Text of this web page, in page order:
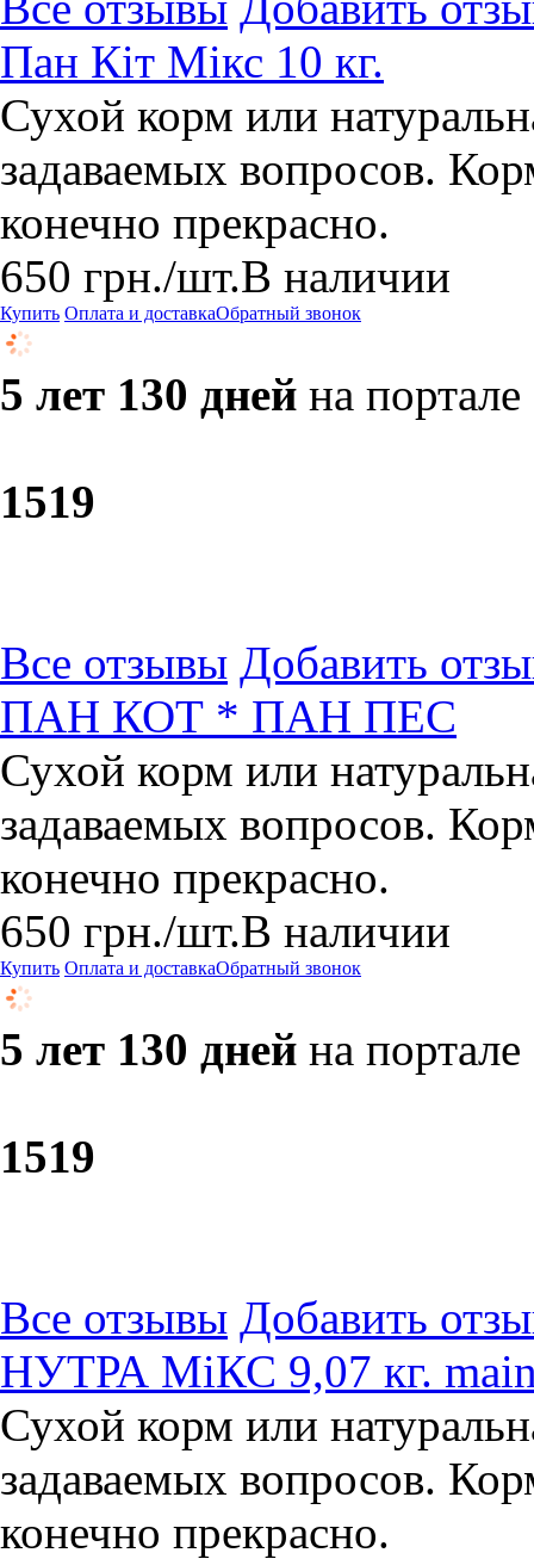
Пан Кіт Мікс 10 кг.
Сухой корм или
задаваемых вопросов.
конечно прекрасно.
650 грн./шт.В наличии
Купить Оплата и доставкаОбратный звонок
5 лет 130 дней на портале
1519
Все отзывы Добавить
ПАН КОТ * ПАН ПЕС
Сухой корм или
задаваемых вопросов.
конечно прекрасно.
650 грн./шт.В наличии
Купить Оплата и доставкаОбратный звонок
5 лет 130 дней на портале
1519
Все отзывы Добавить
НУТРА МіКС 9,07 кг.
Сухой корм или
задаваемых вопросов.
конечно прекрасно.